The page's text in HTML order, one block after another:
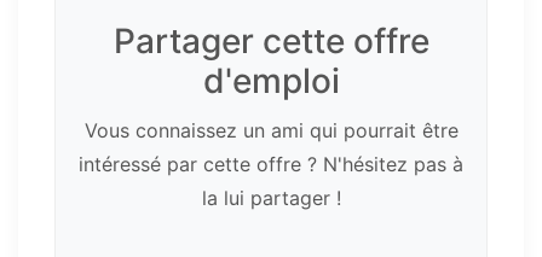
Partager cette offre
d'emploi
Vous connaissez un ami qui pourrait être
intéressé par cette offre ? N'hésitez pas à
la lui partager !